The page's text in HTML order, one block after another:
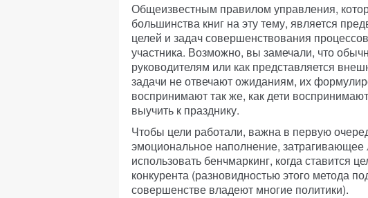
Общеизвестным правилом управления,
большинства книг на эту тему, является
целей и задач совершенствования
участника. Возможно, вы замечали, что
руководителям или как представляется
задачи не отвечают ожиданиям, их
воспринимают так же, как дети
выучить к празднику.
Чтобы цели работали, важна в первую
эмоциональное наполнение,
использовать бенчмаркинг, когда ставится
конкурента (разновидностью этого метода
совершенстве владеют многие политики).